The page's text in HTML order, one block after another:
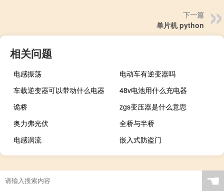
下一篇
单片机 python
相关问题
电感振荡
电动车有逆变器吗
车载逆变器可以带动什么电器
48v电池用什么充电器
诡桥
zgs变压器是什么意思
奥力弗光伏
全桥与半桥
电感涡流
嵌入式防盗门
☚